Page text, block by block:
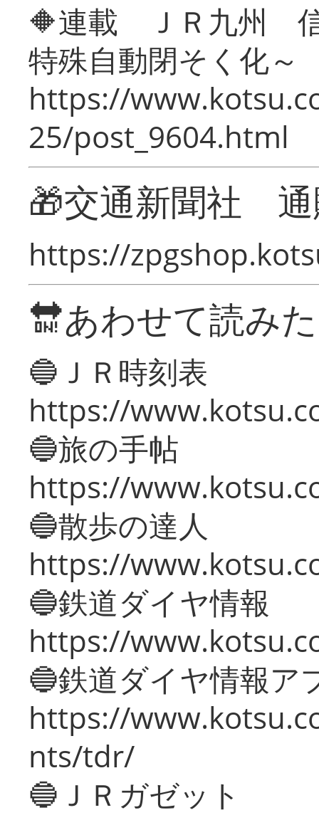
🔶連載 ＪＲ九州 信
特殊自動閉そく化～
https://
25/post_9604.html
🎁交通新聞社
https://
🔛あわせて読み
🔵ＪＲ時刻表
https://
🔵旅の手帖
https://
🔵散歩の達人
https://
🔵鉄道ダイヤ情報
https://
🔵鉄道ダイヤ情報ア
https://
nts/tdr/
🔵ＪＲガゼット